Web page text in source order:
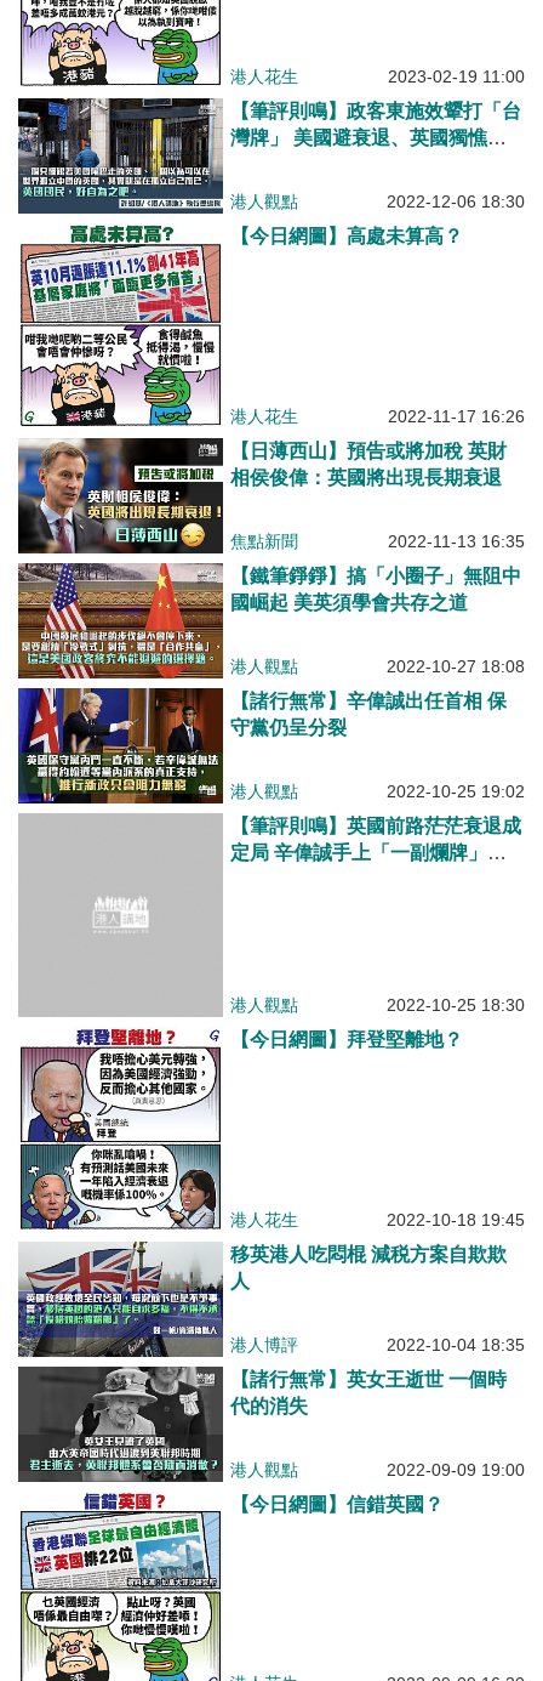
港人花生 2023-02-19 11:00
【筆評則鳴】政客東施效顰打「台
灣牌」 美國避衰退、英國獨憔
港人觀點 2022-12-06 18:30
【今日網圖】高處未算高？
港人花生 2022-11-17 16:26
【日薄西山】預告或將加稅 英財
相侯俊偉：英國將出現長期衰退
焦點新聞 2022-11-13 16:35
【鐵筆錚錚】搞「小圈子」無阻中
國崛起 美英須學會共存之道
港人觀點 2022-10-27 18:08
【諸行無常】辛偉誠出任首相 保
守黨仍呈分裂
港人觀點 2022-10-25 19:02
【筆評則鳴】英國前路茫茫衰退成
定局 辛偉誠手上「一副爛牌」難
港人觀點 2022-10-25 18:30
【今日網圖】拜登堅離地？
港人花生 2022-10-18 19:45
移英港人吃悶棍 減税方案自欺欺
人
港人博評 2022-10-04 18:35
【諸行無常】英女王逝世 一個時
代的消失
港人觀點 2022-09-09 19:00
【今日網圖】信錯英國？